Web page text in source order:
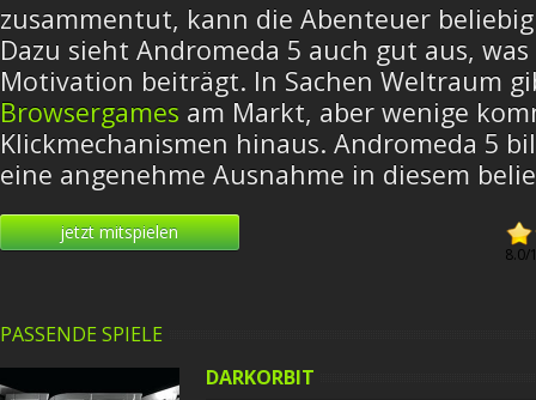
zusammentut, kann die Abenteuer
Dazu sieht Andromeda 5 auch gut aus,
Motivation beiträgt. In Sachen Weltraum
Browsergames am Markt, aber wenige
Klickmechanismen hinaus. Andromeda 5
eine angenehme Ausnahme in diesem
jetzt mitspielen
8.0/
PASSENDE SPIELE
DARKORBIT